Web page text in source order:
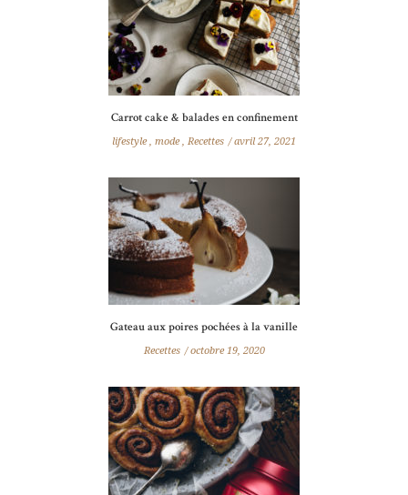
Carrot cake & balades en confinement
lifestyle, mode, Recettes avril 27, 2021
Gateau aux poires pochées à la vanille
Recettes octobre 19, 2020